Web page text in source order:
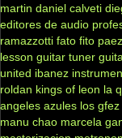
martin daniel calveti
editores de audio
ramazzotti fato fito paez
lesson guitar tuner
united ibanez
roldan kings of leon la
angeles azules los gfez
manu chao marcela